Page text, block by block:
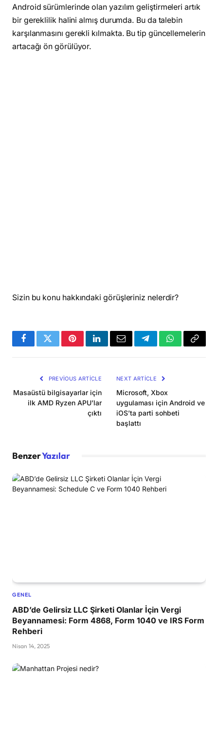
Android sürümlerinde olan yazılım geliştirmeleri artık
bir gereklilik halini almış durumda. Bu da talebin
karşılanmasını gerekli kılmakta. Bu tip güncellemelerin
artacağı ön görülüyor.
Sizin bu konu hakkındaki görüşleriniz nelerdir?
FacebookTwitterPinterestLinkedInEmail TelegramWhatsApp
Copy
PREVIOUS ARTICLE
Masaüstü bilgisayarlar için
ilk AMD Ryzen APU’lar
çıktı
NEXT ARTICLE
Microsoft, Xbox
uygulaması için Android ve
iOS’ta parti sohbeti
başlattı
BenzerYazılar
GENEL
ABD’de Gelirsiz LLC Şirketi Olanlar İçin Vergi
Beyannamesi: Form 4868, Form 1040 ve IRS Form
Rehberi
Nisan 14, 2025